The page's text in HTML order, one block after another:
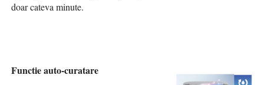
doar cateva minute.
Functie auto-curatare